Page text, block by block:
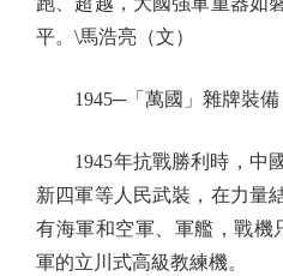
平。\馬浩亮（文）
1945─「萬國」雜牌裝備
1945年抗戰勝利時，中國
新四軍等人民武裝，在力量
有海軍和空軍、軍艦，戰機
軍的立川式高級教練機。